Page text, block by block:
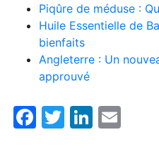
Piqûre de méduse :
Huile Essentielle de
bienfaits
Angleterre : Un
approuvé
Facebook
Twitter